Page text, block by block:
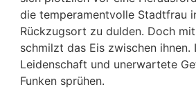
die temperamentvolle Stadtfrau
Rückzugsort zu dulden. Doch
schmilzt das Eis zwischen ihnen.
Leidenschaft und unerwartete
Funken sprühen.